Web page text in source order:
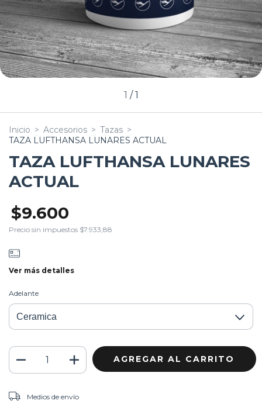
1 / 1
Inicio > Accesorios > Tazas >
TAZA LUFTHANSA LUNARES ACTUAL
TAZA LUFTHANSA LUNARES
ACTUAL
$9.600
Precio sin impuestos $7.933,88
Ver más detalles
Adelante
Entregas para el CP:
Medios de envío